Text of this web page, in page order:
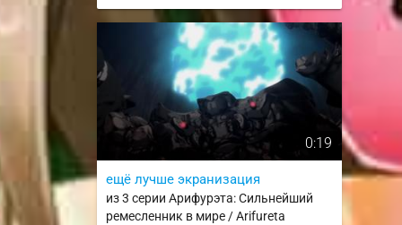
0:19
ещё лучше экранизация
из 3 серии Арифурэта: Сильнейший
ремесленник в мире / Arifureta